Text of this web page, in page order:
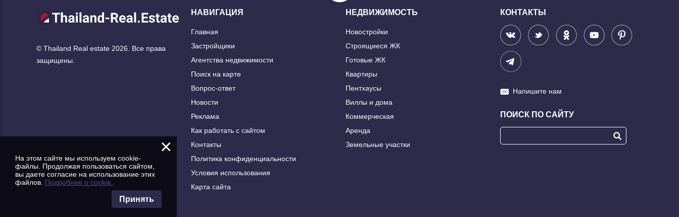
© Thailand Real estate 2026. Все права
защищены.
НАВИГАЦИЯ
Главная
Застройщики
Агентства недвижимости
Поиск на карте
Вопрос-ответ
Новости
Реклама
Как работать с сайтом
Контакты
Политика конфиденциальности
Условия использования
Карта сайта
НЕДВИЖИМОСТЬ
Новостройки
Строящиеся ЖК
Готовые ЖК
Квартиры
Пентхаусы
Виллы и дома
Коммерческая
Аренда
Земельные участки
КОНТАКТЫ
Напишите нам
ПОИСК ПО САЙТУ
×
На этом сайте мы используем cookie-
файлы. Продолжая пользоваться сайтом,
вы даете согласие на использование этих
файлов. Подробнее о cookie.
Принять